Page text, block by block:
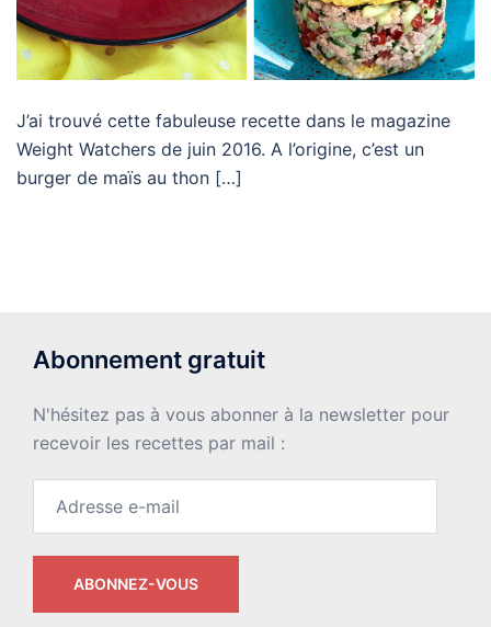
J’ai trouvé cette fabuleuse recette dans le magazine
Weight Watchers de juin 2016. A l’origine, c’est un
burger de maïs au thon […]
Abonnement gratuit
N'hésitez pas à vous abonner à la newsletter pour
recevoir les recettes par mail :
ABONNEZ-VOUS